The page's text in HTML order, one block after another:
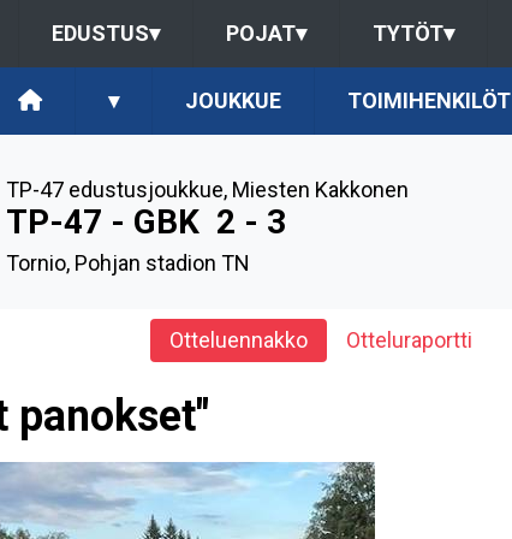
EDUSTUS▾ POJAT▾ TYTÖT▾
▾ JOUKKUE TOIMIHENKILÖT
TP-47 edustusjoukkue, Miesten Kakkonen
TP-47 - GBK 2 - 3
Tornio, Pohjan stadion TN
Otteluennakko Otteluraportti
panokset"